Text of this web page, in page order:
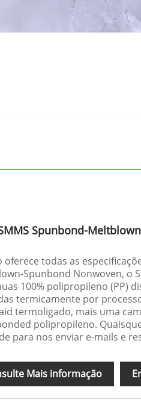
Spunbond-
oferece todas as
Spunbond Nonwoven, o
100% polipropileno (PP)
termicamente por
termoligado, mais uma
polipropileno.
para nos enviar e-mails e
Mais informação